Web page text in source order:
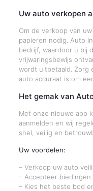
Uw auto verkopen
Om de verkoop van
papieren nodig. Auto
bedrijf, waardoor u bij
vrijwaringsbewijs
wordt uitbetaald. Zorg
auto accuraat is om
Het gemak van
Met onze nieuwe app
aanmelden en wij
snel, veilig en
Uw voordelen:
– Verkoop uw auto
– Accepteer
– Kies het beste bod